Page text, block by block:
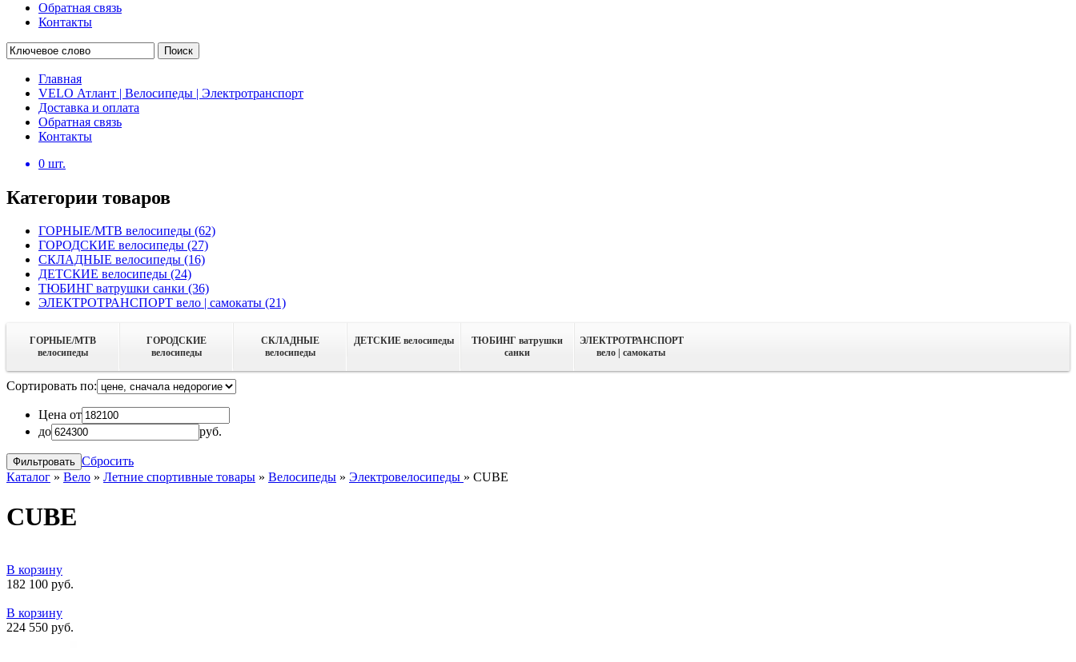
Обратная связь
Контакты
Поиск
Главная
VELO Атлант | Велосипеды | Электротранспорт
Доставка и оплата
Обратная связь
Контакты
0 шт.
Категории товаров
ГОРНЫЕ/MTB велосипеды (62)
ГОРОДСКИЕ велосипеды (27)
СКЛАДНЫЕ велосипеды (16)
ДЕТСКИЕ велосипеды (24)
ТЮБИНГ ватрушки санки (36)
ЭЛЕКТРОТРАНСПОРТ вело | самокаты (21)
ГОРНЫЕ/MTB
велосипеды
ГОРОДСКИЕ
велосипеды
СКЛАДНЫЕ
велосипеды
ДЕТСКИЕ велосипеды
ТЮБИНГ ватрушки
санки
ЭЛЕКТРОТРАНСПОРТ
вело | самокаты
Сортировать по:
Цена от
до
руб.
Сбросить
Каталог » Вело » Летние спортивные товары » Велосипеды » Электровелосипеды » CUBE
CUBE
В корзину
182 100 руб.
В корзину
224 550 руб.